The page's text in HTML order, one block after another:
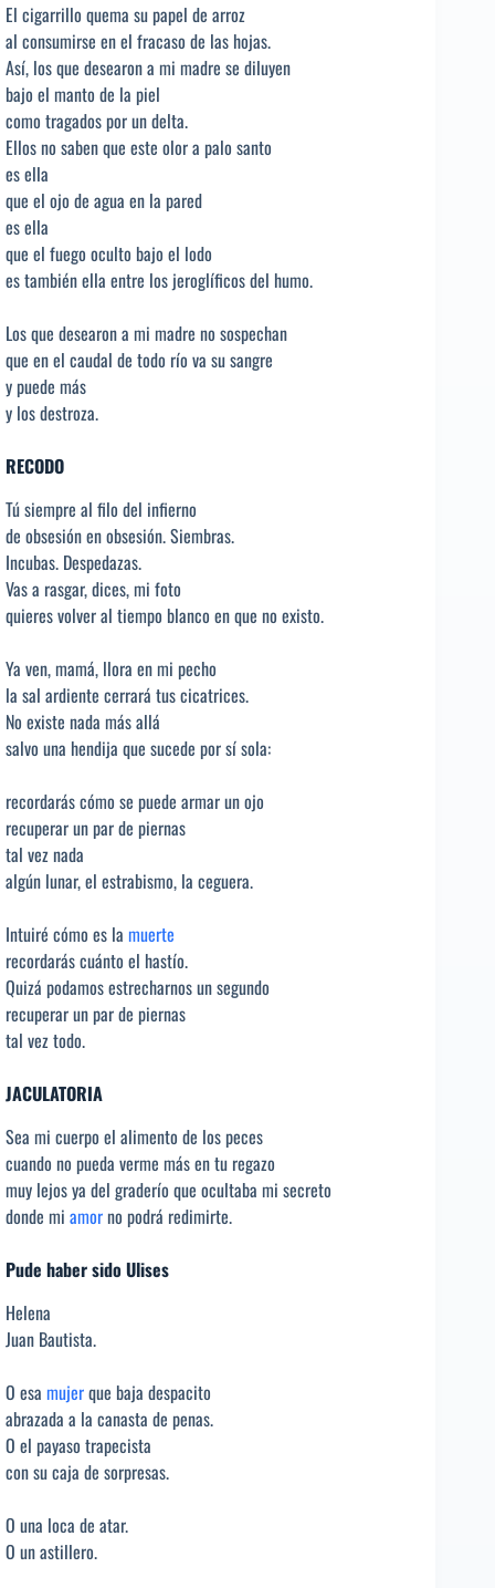
El cigarrillo quema su papel de arroz
al consumirse en el fracaso de las hojas.
Así, los que desearon a mi madre se diluyen
bajo el manto de la piel
como tragados por un delta.
Ellos no saben que este olor a palo santo
es ella
que el ojo de agua en la pared
es ella
que el fuego oculto bajo el lodo
es también ella entre los jeroglíficos del humo.
Los que desearon a mi madre no sospechan
que en el caudal de todo río va su sangre
y puede más
y los destroza.
RECODO
Tú siempre al filo del infierno
de obsesión en obsesión. Siembras.
Incubas. Despedazas.
Vas a rasgar, dices, mi foto
quieres volver al tiempo blanco en que no existo.
Ya ven, mamá, llora en mi pecho
la sal ardiente cerrará tus cicatrices.
No existe nada más allá
salvo una hendija que sucede por sí sola:
recordarás cómo se puede armar un ojo
recuperar un par de piernas
tal vez nada
algún lunar, el estrabismo, la ceguera.
Intuiré cómo es la muerte
recordarás cuánto el hastío.
Quizá podamos estrecharnos un segundo
recuperar un par de piernas
tal vez todo.
JACULATORIA
Sea mi cuerpo el alimento de los peces
cuando no pueda verme más en tu regazo
muy lejos ya del graderío que ocultaba mi secreto
donde mi amorno podrá redimirte.
Pude haber sido Ulises
Helena
Juan Bautista.
O esa mujerque baja despacito
abrazada a la canasta de penas.
O el payaso trapecista
con su caja de sorpresas.
O una loca de atar.
O un astillero.